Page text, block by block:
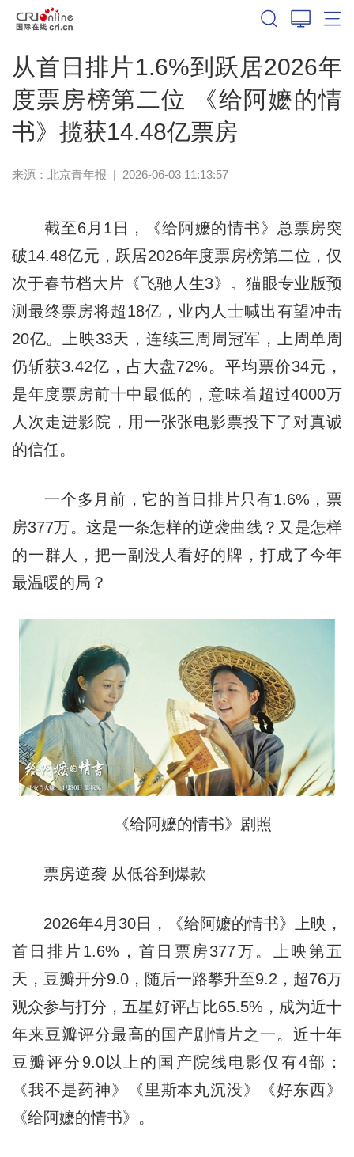
从首日排片1.6%到跃居2026年
度票房榜第二位 《给阿嬷的情
书》揽获14.48亿票房
来源： 北京青年报 | 2026-06-03 11:13:57
截至6月1日，《给阿嬷的情书》总票房突
破14.48亿元，跃居2026年度票房榜第二位，仅
次于春节档大片《飞驰人生3》。猫眼专业版预
测最终票房将超18亿，业内人士喊出有望冲击
20亿。上映33天，连续三周周冠军，上周单周
仍斩获3.42亿，占大盘72%。平均票价34元，
是年度票房前十中最低的，意味着超过4000万
人次走进影院，用一张张电影票投下了对真诚
的信任。
一个多月前，它的首日排片只有1.6%，票
房377万。这是一条怎样的逆袭曲线？又是怎样
的一群人，把一副没人看好的牌，打成了今年
最温暖的局？
《给阿嬷的情书》剧照
票房逆袭 从低谷到爆款
2026年4月30日，《给阿嬷的情书》上映，
首日排片1.6%，首日票房377万。上映第五
天，豆瓣开分9.0，随后一路攀升至9.2，超76万
观众参与打分，五星好评占比65.5%，成为近十
年来豆瓣评分最高的国产剧情片之一。近十年
豆瓣评分9.0以上的国产院线电影仅有4部：
《我不是药神》《里斯本丸沉没》《好东西》
《给阿嬷的情书》。